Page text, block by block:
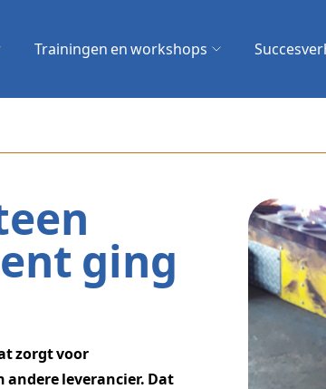
Trainingen en workshops
ging
zorgt voor
leverancier. Dat